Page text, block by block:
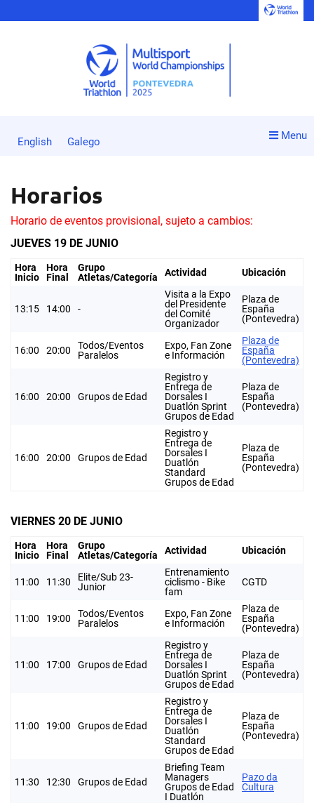
Menu
English Galego
Horarios
Horario de eventos provisional, sujeto a cambios:
JUEVES 19 DE JUNIO
Hora
Inicio
Hora
Final
Grupo
Atletas/Categoría
Actividad Ubicación
13:15 14:00 -
Visita a la Expo
del Presidente
del Comité
Organizador
Plaza de
España
(Pontevedra)
16:00 20:00
Todos/Eventos
Paralelos
Expo, Fan Zone
e Información
Plaza de
España
(Pontevedra)
16:00 20:00 Grupos de Edad
Registro y
Entrega de
Dorsales I
Duatlón Sprint
Grupos de Edad
Plaza de
España
(Pontevedra)
16:00 20:00 Grupos de Edad
Registro y
Entrega de
Dorsales I
Duatlón
Standard
Grupos de Edad
Plaza de
España
(Pontevedra)
VIERNES 20 DE JUNIO
Hora
Inicio
Hora
Final
Grupo
Atletas/Categoría
Actividad Ubicación
11:00 11:30
Elite/Sub 23-
Junior
Entrenamiento
ciclismo - Bike
fam
CGTD
11:00 19:00
Todos/Eventos
Paralelos
Expo, Fan Zone
e Información
Plaza de
España
(Pontevedra)
11:00 17:00 Grupos de Edad
Registro y
Entrega de
Dorsales I
Duatlón Sprint
Grupos de Edad
Plaza de
España
(Pontevedra)
11:00 19:00 Grupos de Edad
Registro y
Entrega de
Dorsales I
Duatlón
Standard
Grupos de Edad
Plaza de
España
(Pontevedra)
11:30 12:30 Grupos de Edad
Briefing Team
Managers
Grupos de Edad
I Duatlón
Pazo da
Cultura